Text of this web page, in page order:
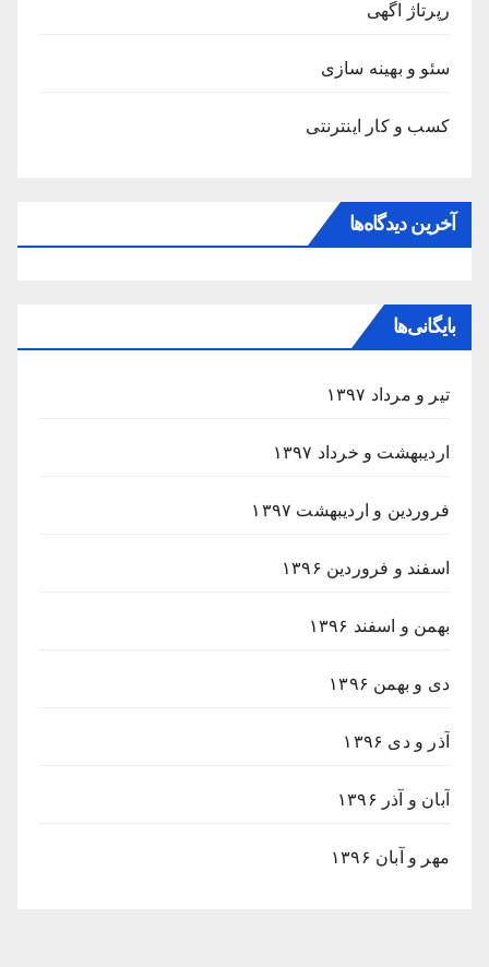
رپرتاژ اگهی
سئو و بهینه سازی
کسب و کار اینترنتی
آخرین دیدگاه‌ها
بایگانی‌ها
تیر و مرداد ۱۳۹۷
اردیبهشت و خرداد ۱۳۹۷
فروردین و اردیبهشت ۱۳۹۷
اسفند و فروردین ۱۳۹۶
بهمن و اسفند ۱۳۹۶
دی و بهمن ۱۳۹۶
آذر و دی ۱۳۹۶
آبان و آذر ۱۳۹۶
مهر و آبان ۱۳۹۶